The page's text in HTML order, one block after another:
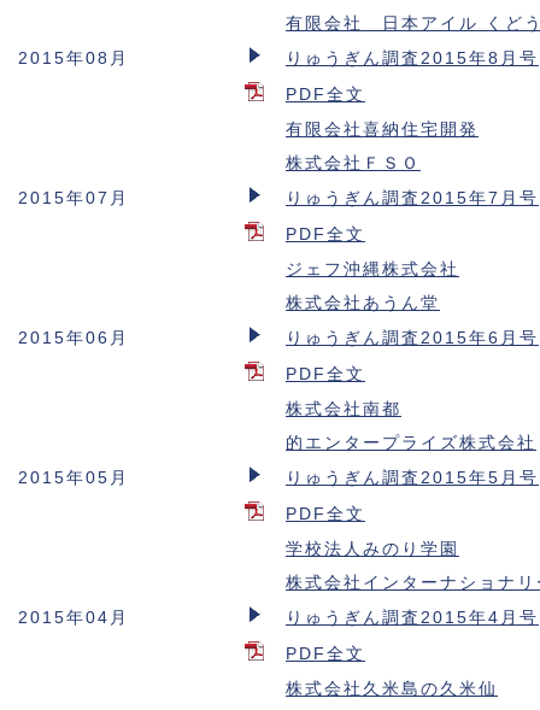
有限会社 日本アイル くど
2015年08月
りゅうぎん調査2015年8月号
PDF全文
有限会社喜納住宅開発
株式会社ＦＳＯ
2015年07月
りゅうぎん調査2015年7月号
PDF全文
ジェフ沖縄株式会社
株式会社あうん堂
2015年06月
りゅうぎん調査2015年6月号
PDF全文
株式会社南都
的エンタープライズ株式会社
2015年05月
りゅうぎん調査2015年5月号
PDF全文
学校法人みのり学園
株式会社インターナショナ
2015年04月
りゅうぎん調査2015年4月号
PDF全文
株式会社久米島の久米仙